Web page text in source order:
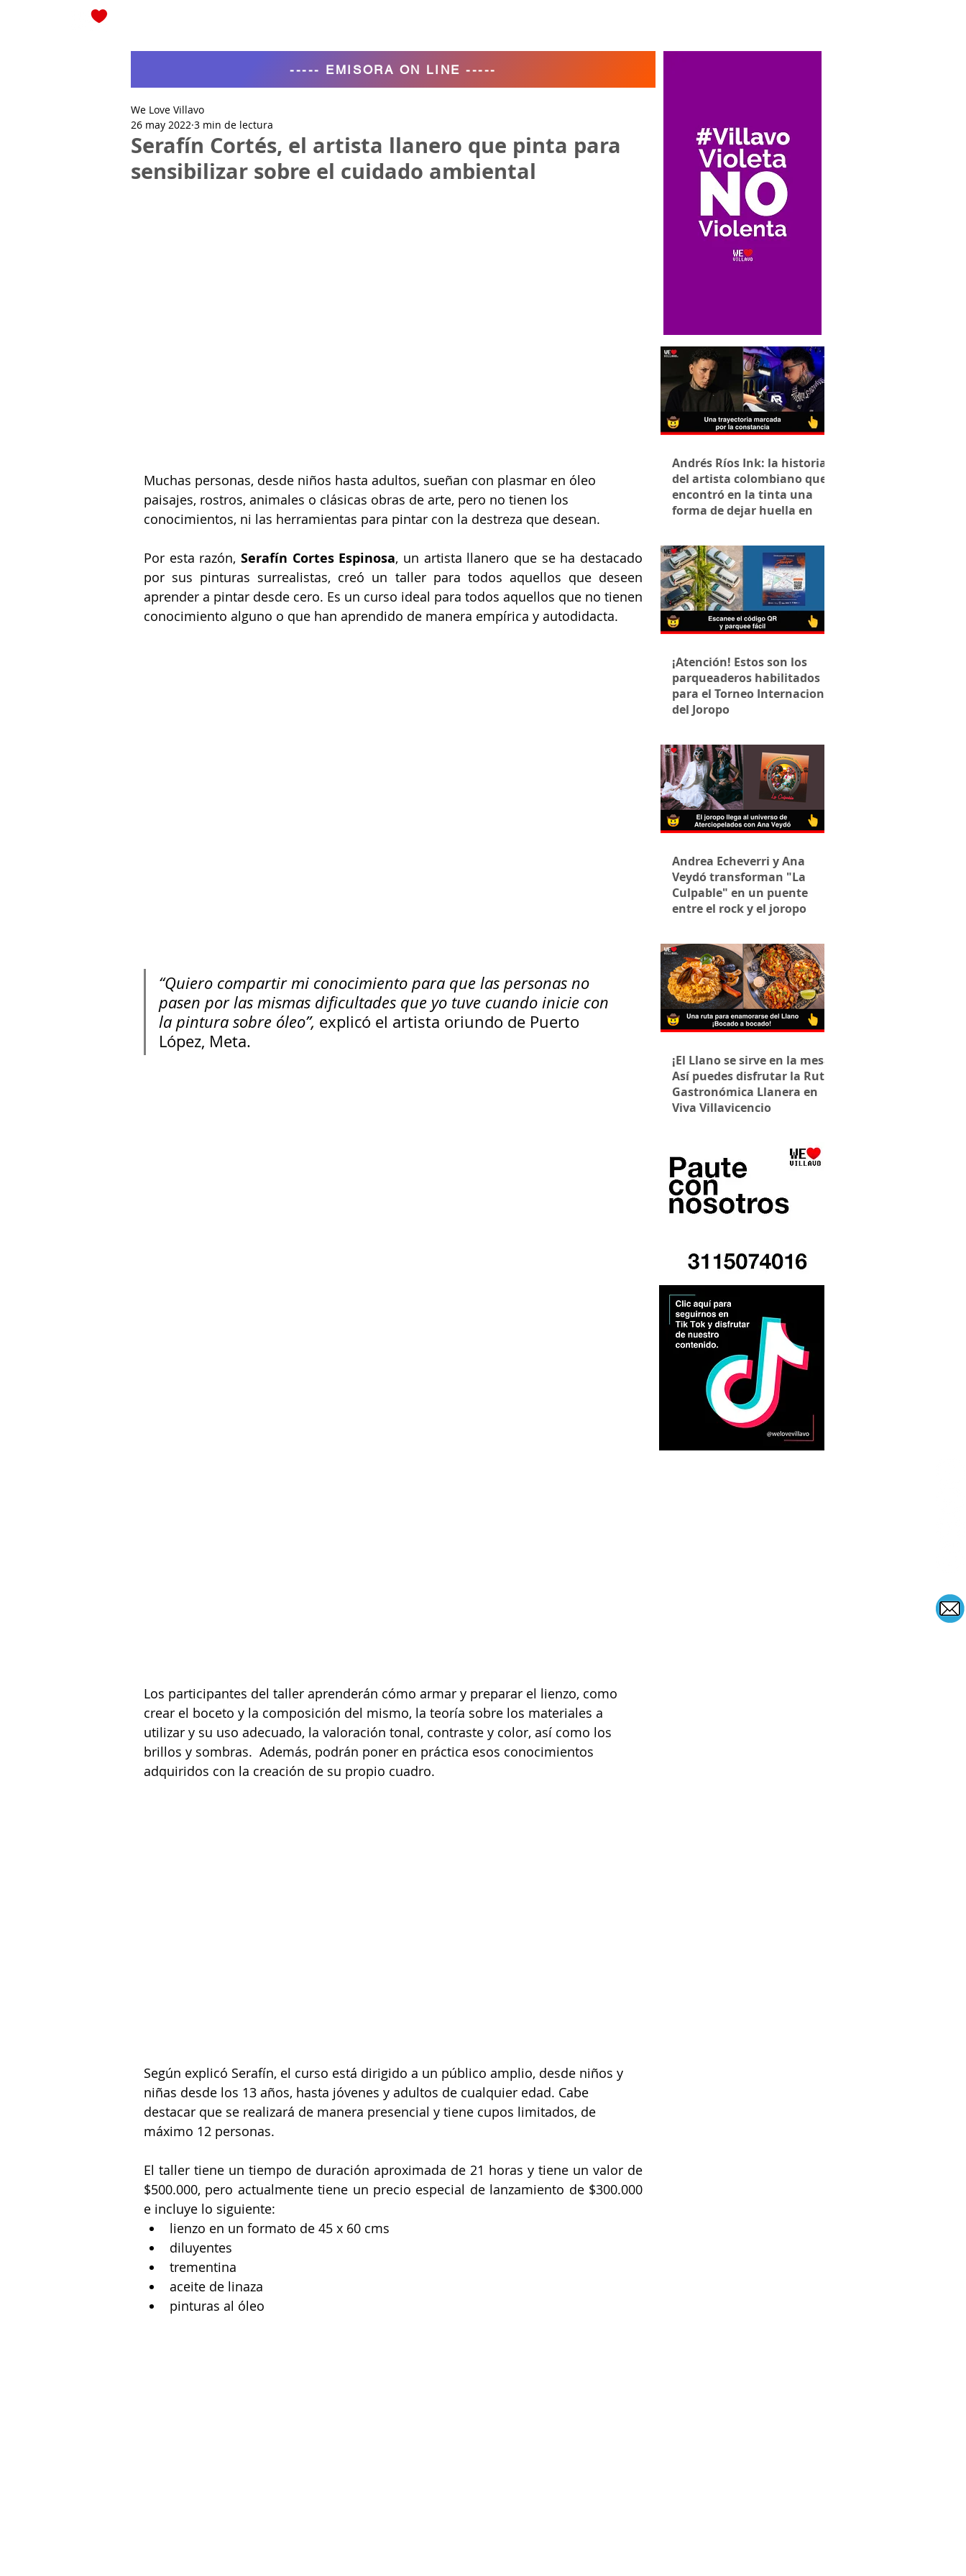
Serafín Cortés, el artista llanero que pinta para
sensibilizar sobre el cuidado ambiental
We Love Villavo
26 may 2022 3 min de lectura
Muchas personas, desde niños hasta adultos, sueñan con plasmar en óleo
paisajes, rostros, animales o clásicas obras de arte, pero no tienen los
conocimientos, ni las herramientas para pintar con la destreza que desean.
Por esta razón, Serafín Cortes Espinosa, un artista llanero que se ha destacado
por sus pinturas surrealistas, creó un taller para todos aquellos que deseen
aprender a pintar desde cero. Es un curso ideal para todos aquellos que no tienen
conocimiento alguno o que han aprendido de manera empírica y autodidacta.
“Quiero compartir mi conocimiento para que las personas no
pasen por las mismas dificultades que yo tuve cuando inicie con
la pintura sobre óleo”, explicó el artista oriundo de Puerto
López, Meta.
Los participantes del taller aprenderán cómo armar y preparar el lienzo, como
crear el boceto y la composición del mismo, la teoría sobre los materiales a
utilizar y su uso adecuado, la valoración tonal, contraste y color, así como los
brillos y sombras.  Además, podrán poner en práctica esos conocimientos
adquiridos con la creación de su propio cuadro.
Según explicó Serafín, el curso está dirigido a un público amplio, desde niños y
niñas desde los 13 años, hasta jóvenes y adultos de cualquier edad. Cabe
destacar que se realizará de manera presencial y tiene cupos limitados, de
máximo 12 personas.
El taller tiene un tiempo de duración aproximada de 21 horas y tiene un valor de
$500.000, pero actualmente tiene un precio especial de lanzamiento de $300.000
e incluye lo siguiente:
lienzo en un formato de 45 x 60 cms
diluyentes
trementina
aceite de linaza
pinturas al óleo
----- EMISORA ON LINE -----
Andrés Ríos Ink: la historia
del artista colombiano que
encontró en la tinta una
forma de dejar huella en
¡Atención! Estos son los
parqueaderos habilitados
para el Torneo Internacional
del Joropo
Andrea Echeverri y Ana
Veydó transforman "La
Culpable" en un puente
entre el rock y el joropo
¡El Llano se sirve en la mesa!
Así puedes disfrutar la Ruta
Gastronómica Llanera en
Viva Villavicencio